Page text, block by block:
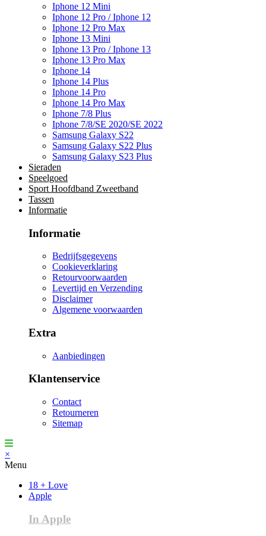
Iphone 12 Mini
Iphone 12 Pro / Iphone 12
Iphone 12 Pro Max
Iphone 13 Mini
Iphone 13 Pro / Iphone 13
Iphone 13 Pro Max
Iphone 14
Iphone 14 Plus
Iphone 14 Pro
Iphone 14 Pro Max
Iphone 7/8 Plus
Iphone 7/8/SE 2020/SE 2022
Samsung Galaxy S22
Samsung Galaxy S22 Plus
Samsung Galaxy S23 Plus
Sieraden
Speelgoed
Sport Hoofdband Zweetband
Tassen
Informatie
Informatie
Bedrijfsgegevens
Cookieverklaring
Retourvoorwaarden
Levertijd en Verzending
Disclaimer
Algemene voorwaarden
Extra
Aanbiedingen
Klantenservice
Contact
Retourneren
Sitemap
×
Menu
18 + Love
Apple
In Apple